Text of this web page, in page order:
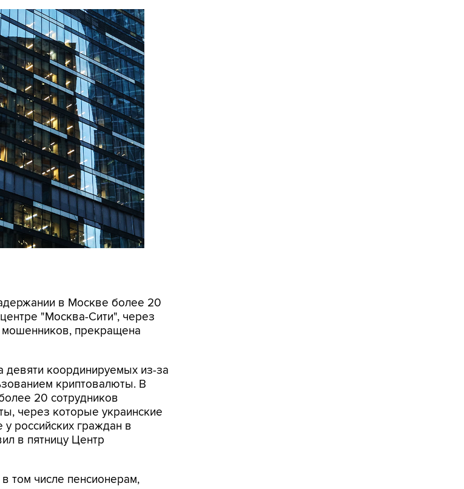
в Москве более 20
"Москва-Сити", через
прекращена
координируемых из-за
криптовалюты. В
20 сотрудников
через которые украинские
российских граждан в
в пятницу Центр
том числе пенсионерам,